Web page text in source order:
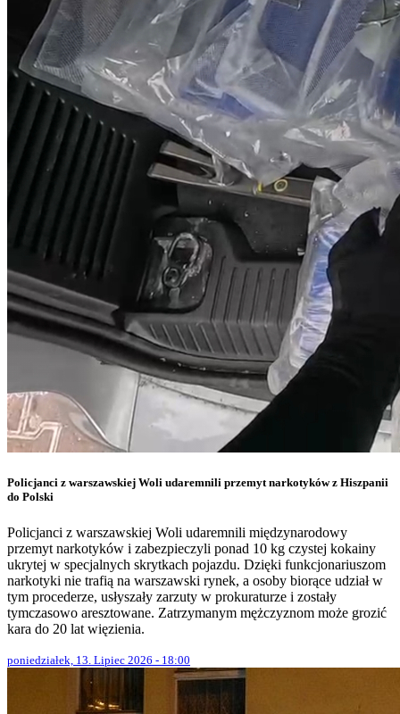
Policjanci z warszawskiej Woli udaremnili przemyt narkotyków z Hiszpanii
do Polski
Policjanci z warszawskiej Woli udaremnili międzynarodowy
przemyt narkotyków i zabezpieczyli ponad 10 kg czystej kokainy
ukrytej w specjalnych skrytkach pojazdu. Dzięki funkcjonariuszom
narkotyki nie trafią na warszawski rynek, a osoby biorące udział w
tym procederze, usłyszały zarzuty w prokuraturze i zostały
tymczasowo aresztowane. Zatrzymanym mężczyznom może grozić
kara do 20 lat więzienia.
poniedziałek, 13. Lipiec 2026 - 18:00